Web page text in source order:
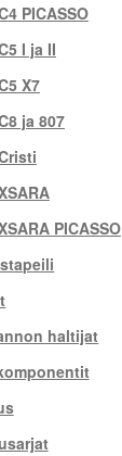
PICASSO
I ja II
X7
ja 807
PICASSO
haltijat